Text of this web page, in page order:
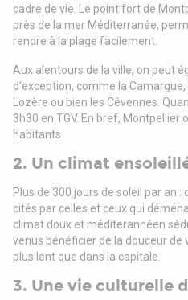
cadre de vie. Le point fort de
près de la mer Méditerranée,
rendre à la plage facilement.
Aux alentours de la ville, on peut
d’exception, comme la Camargue,
Lozère ou bien les Cévennes.
3h30 en TGV. En bref, Montpellier
habitants.
2. Un climat
Plus de 300 jours de soleil par an
cités par celles et ceux qui
climat doux et méditerannéen
venus bénéficier de la douceur de
plus lent que dans la capitale.
3. Une vie culturelle